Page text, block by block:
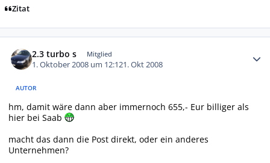
Zitat
2.3 turbo s Mitglied
1. Oktober 2008 um 12:121. Okt 2008
AUTOR
hm, damit wäre dann aber immernoch 655,- Eur billiger als
hier bei Saab
macht das dann die Post direkt, oder ein anderes
Unternehmen?